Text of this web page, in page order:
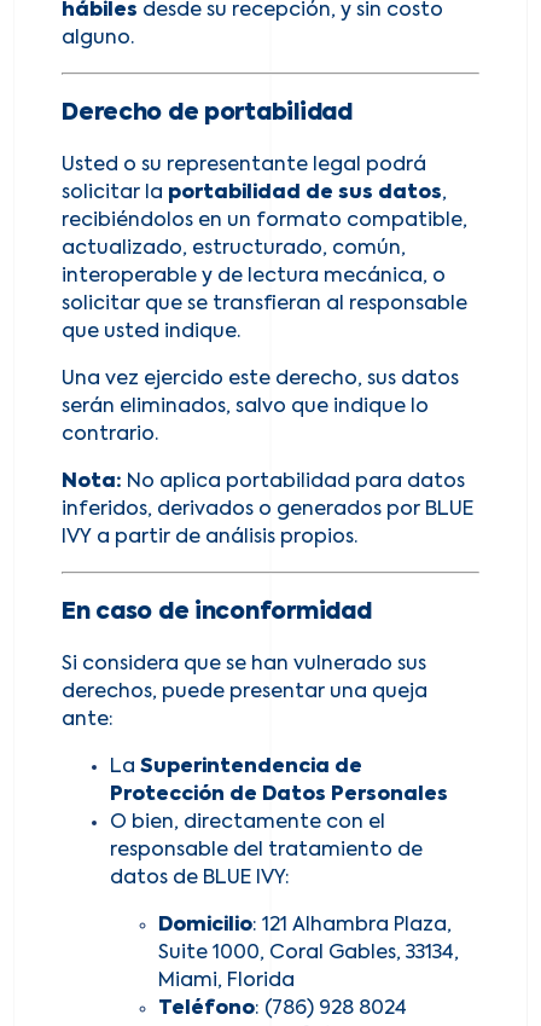
hábiles desde su recepción, y sin costo
alguno.
Derecho de portabilidad
Usted o su representante legal podrá
solicitar la portabilidad de sus datos,
recibiéndolos en un formato compatible,
actualizado, estructurado, común,
interoperable y de lectura mecánica, o
solicitar que se transfieran al responsable
que usted indique.
Una vez ejercido este derecho, sus datos
serán eliminados, salvo que indique lo
contrario.
Nota: No aplica portabilidad para datos
inferidos, derivados o generados por BLUE
IVY a partir de análisis propios.
En caso de inconformidad
Si considera que se han vulnerado sus
derechos, puede presentar una queja
ante:
LaSuperintendencia de
Protección de Datos Personales
O bien, directamente con el
responsable del tratamiento de
datos de BLUE IVY:
Domicilio: 121 Alhambra Plaza,
Suite 1000, Coral Gables, 33134,
Miami, Florida
Teléfono: (786) 928 8024